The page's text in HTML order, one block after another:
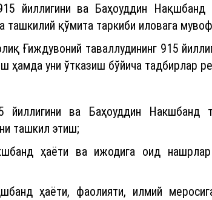
йиллигини ва Баҳоуддин Нақшбанд
қўмита таркиби иловага
Ғиждувоний таваллудининг 915
ҳамда уни ўтказиш бўйича тадбирлар
йиллигини ва Баҳоуддин Накшбанд
ташкил этиш;
ҳаёти ва ижодига оид нашрлар
ҳаёти, фаолияти, илмий